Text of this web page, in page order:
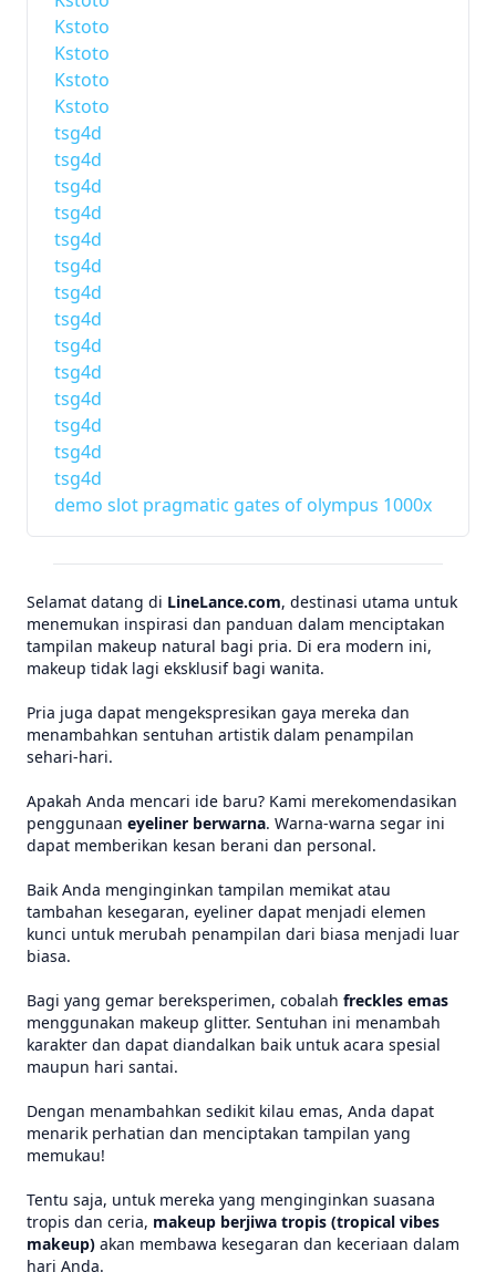
Kstoto
Kstoto
Kstoto
Kstoto
tsg4d
tsg4d
tsg4d
tsg4d
tsg4d
tsg4d
tsg4d
tsg4d
tsg4d
tsg4d
tsg4d
tsg4d
tsg4d
tsg4d
demo slot pragmatic gates of olympus 1000x
Selamat datang di LineLance.com, destinasi utama untuk
menemukan inspirasi dan panduan dalam menciptakan
tampilan makeup natural bagi pria. Di era modern ini,
makeup tidak lagi eksklusif bagi wanita.
Pria juga dapat mengekspresikan gaya mereka dan
menambahkan sentuhan artistik dalam penampilan
sehari-hari.
Apakah Anda mencari ide baru? Kami merekomendasikan
penggunaan eyeliner berwarna. Warna-warna segar ini
dapat memberikan kesan berani dan personal.
Baik Anda menginginkan tampilan memikat atau
tambahan kesegaran, eyeliner dapat menjadi elemen
kunci untuk merubah penampilan dari biasa menjadi luar
biasa.
Bagi yang gemar bereksperimen, cobalah freckles emas
menggunakan makeup glitter. Sentuhan ini menambah
karakter dan dapat diandalkan baik untuk acara spesial
maupun hari santai.
Dengan menambahkan sedikit kilau emas, Anda dapat
menarik perhatian dan menciptakan tampilan yang
memukau!
Tentu saja, untuk mereka yang menginginkan suasana
tropis dan ceria, makeup berjiwa tropis (tropical vibes
makeup) akan membawa kesegaran dan keceriaan dalam
hari Anda.